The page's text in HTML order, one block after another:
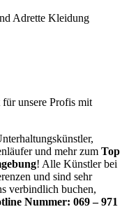
Adrette Kleidung
unsere Profis mit
und mehr zum Top
! Alle Künstler bei
und sind sehr
verbindlich buchen,
Nummer: 069 – 971